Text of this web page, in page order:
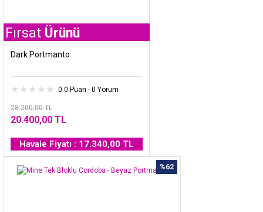
Ürünü
Dark Portmanto
0.0 Puan - 0 Yorum
28.200,00 TL
20.400,00 TL
Havale Fiyatı : 17.340,00 TL
%62